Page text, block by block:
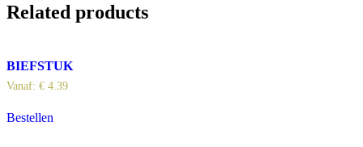
Related products
BIEFSTUK
Vanaf: € 4.39
Bestellen